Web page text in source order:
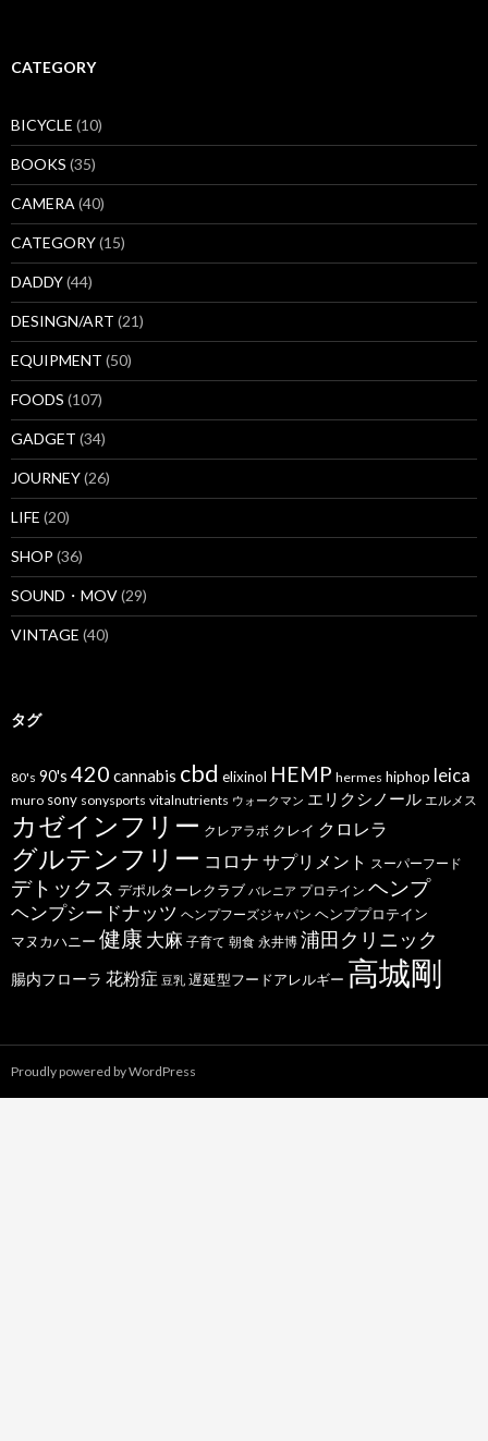
CATEGORY
BICYCLE (10)
BOOKS (35)
CAMERA (40)
CATEGORY(15)
DADDY(44)
DESINGN/ART (21)
EQUIPMENT (50)
FOODS (107)
GADGET (34)
JOURNEY(26)
LIFE (20)
SHOP (36)
SOUND・MOV(29)
VINTAGE (40)
タグ
80's 90's 420 cannabis cbd elixinol HEMP hermes hiphop leica
muro sony sonysports vitalnutrients ウォークマン エリクシノール エルメス
カゼインフリー クレアラボ クレイ クロレラ
グルテンフリー コロナ サプリメント スーパーフード
デトックス デポルターレクラブ バレニア プロテイン ヘンプ
ヘンプシードナッツ ヘンプフーズジャパン ヘンププロテイン
マヌカハニー 健康 大麻 子育て 朝食 永井博 浦田クリニック
腸内フローラ 花粉症 豆乳 遅延型フードアレルギー 高城剛
Proudly powered by WordPress